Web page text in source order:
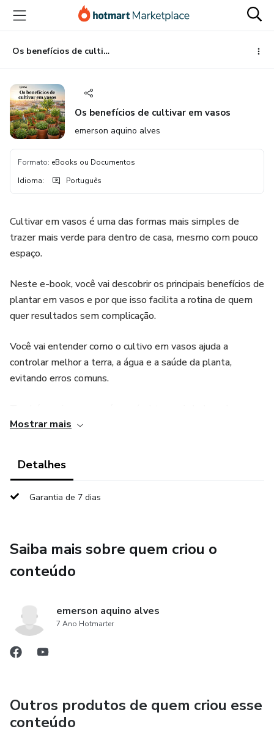
para
conteúdo
principal
para
pagamento
para
rodapé
Os benefícios de cultivar em vasos
Os benefícios de cultivar em vasos
emerson aquino alves
Formato: eBooks ou Documentos
Idioma: Português
Cultivar em vasos é uma das formas mais simples de
trazer mais verde para dentro de casa, mesmo com pouco
espaço.
Neste e-book, você vai descobrir os principais benefícios de
plantar em vasos e por que isso facilita a rotina de quem
quer resultados sem complicação.
Você vai entender como o cultivo em vasos ajuda a
controlar melhor a terra, a água e a saúde da planta,
evitando erros comuns.
estar e até colheitas no dia a dia, com praticidade e
Se você quer começar do jeito certo e sentir orgulho do
Mostrar mais
Detalhes
Garantia de 7 dias
Saiba mais sobre quem criou o
conteúdo
emerson aquino alves
7 Ano Hotmarter
Outros produtos de quem criou esse
conteúdo